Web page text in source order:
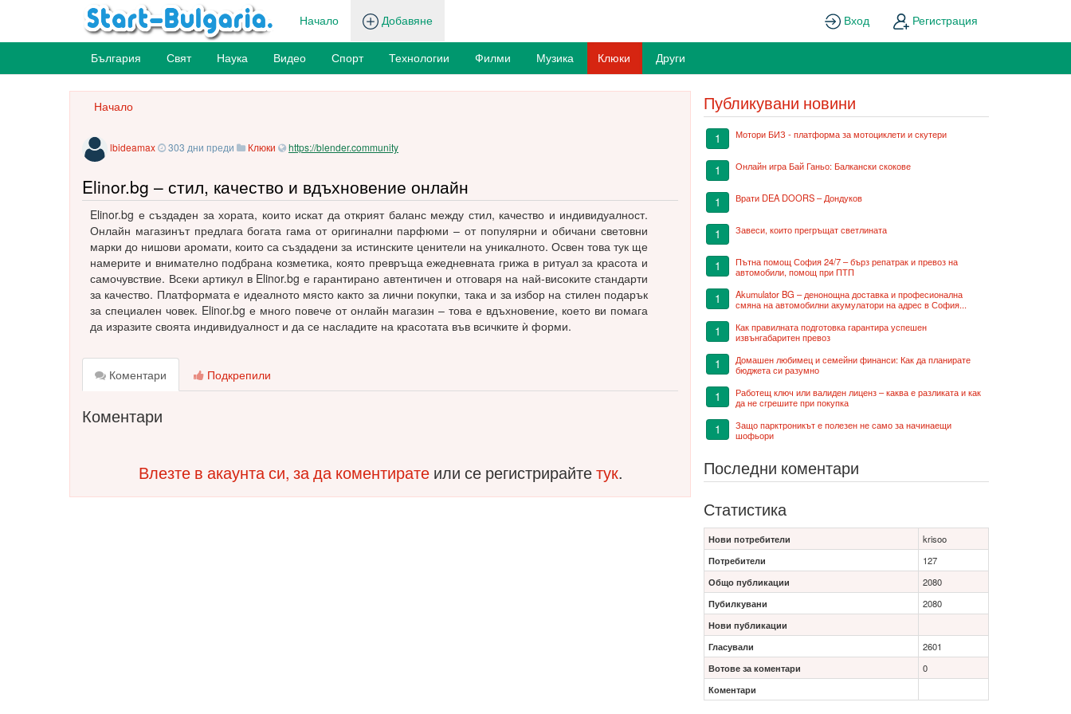
Начало Регистрация
Вход
Добавяне
България Свят Наука Видео Спорт Технологии Филми Музика Клюки Други
Начало
Elinor.bg – стил, качество и вдъхновение онлайн
lbideamax 303 дни преди Клюки https://blender.community
Elinor.bg е създаден за хората, които искат да открият баланс между стил, качество и индивидуалност.
Онлайн магазинът предлага богата гама от оригинални парфюми – от популярни и обичани световни
марки до нишови аромати, които са създадени за истинските ценители на уникалното. Освен това тук ще
намерите и внимателно подбрана козметика, която превръща ежедневната грижа в ритуал за красота и
самочувствие. Всеки артикул в Elinor.bg е гарантирано автентичен и отговаря на най-високите стандарти
за качество. Платформата е идеалното място както за лични покупки, така и за избор на стилен подарък
за специален човек. Elinor.bg е много повече от онлайн магазин – това е вдъхновение, което ви помага
да изразите своята индивидуалност и да се насладите на красотата във всичките ѝ форми.
Коментари Подкрепили
Коментари
Влезте в акаунта си, за да коментиратеили се регистрирайтетук.
Публикувани новини
1 Мотори БИЗ - платформа за мотоциклети и скутери
1 Онлайн игра Бай Ганьо: Балкански скокове
1 Врати DEA DOORS – Дондуков
1 Завеси, които прегръщат светлината
1
Пътна помощ София 24/7 – бърз репатрак и превоз на
автомобили, помощ при ПТП
1
Akumulator BG – денонощна доставка и професионална
смяна на автомобилни акумулатори на адрес в София...
1
Как правилната подготовка гарантира успешен
извънгабаритен превоз
1
Домашен любимец и семейни финанси: Как да планирате
бюджета си разумно
1
Работещ ключ или валиден лиценз – каква е разликата и как
да не сгрешите при покупка
1
Защо парктроникът е полезен не само за начинаещи
шофьори
Последни коментари
Статистика
Нови потребители
krisoo
Потребители
127
Общо публикации
2080
Пубилкувани
2080
Нови публикации
Гласували
2601
Вотове за коментари
0
Коментари